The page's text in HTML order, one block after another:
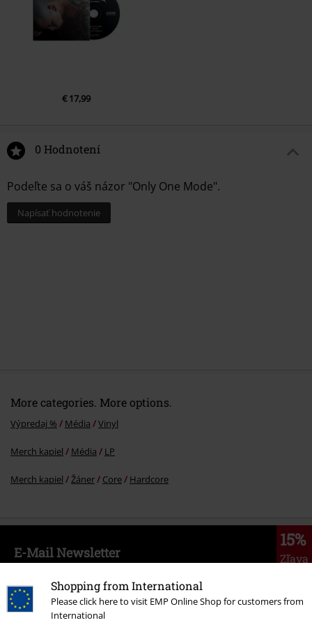
Shopping from International
Please click here to visit EMP Online Shop for customers from
International
€ 17,99
0 Hodnotení
Podeľte sa o váš názor "Only One Mode".
Napísať hodnotenie
More categories. More options.
Výpredaj % Média Vinyl
Merch kapiel Média LP
Merch kapiel Žáner Core Hardcore
15%
Zľava
E-Mail Newsletter
teraz!
Viac